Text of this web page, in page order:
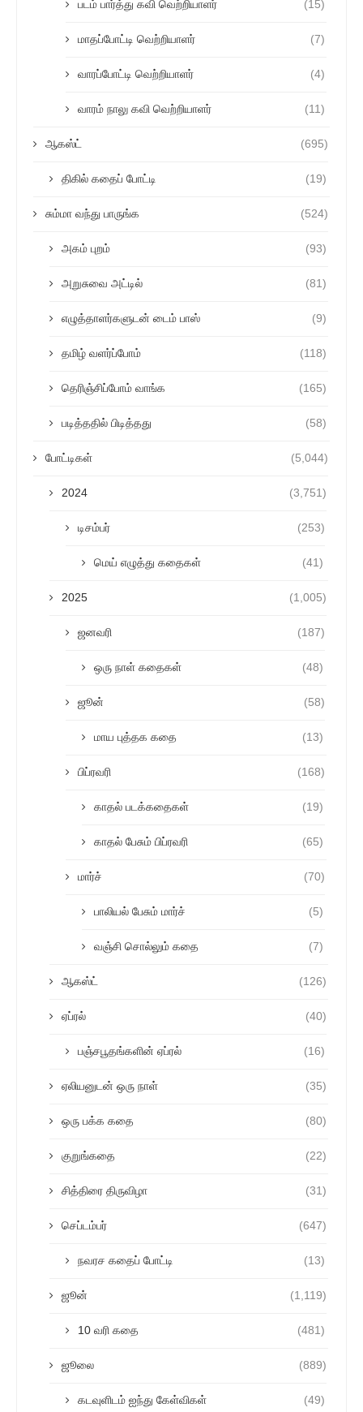
படம் பார்த்து கவி வெற்றியாளர் (15)
மாதப்போட்டி வெற்றியாளர் (7)
வாரப்போட்டி வெற்றியாளர் (4)
வாரம் நாலு கவி வெற்றியாளர் (11)
ஆகஸ்ட் (695)
திகில் கதைப் போட்டி (19)
சும்மா வந்து பாருங்க (524)
அகம் புறம் (93)
அறுசுவை அட்டில் (81)
எழுத்தாளர்களுடன் டைம் பாஸ் (9)
தமிழ் வளர்ப்போம் (118)
தெரிஞ்சிப்போம் வாங்க (165)
படித்ததில் பிடித்தது (58)
போட்டிகள் (5,044)
2024 (3,751)
டிசம்பர் (253)
மெய் எழுத்து கதைகள் (41)
2025 (1,005)
ஜனவரி (187)
ஒரு நாள் கதைகள் (48)
ஜூன் (58)
மாய புத்தக கதை (13)
பிப்ரவரி (168)
காதல் படக்கதைகள் (19)
காதல் பேசும் பிப்ரவரி (65)
மார்ச் (70)
பாலியல் பேசும் மார்ச் (5)
வஞ்சி சொல்லும் கதை (7)
ஆகஸ்ட் (126)
ஏப்ரல் (40)
பஞ்சபூதங்களின் ஏப்ரல் (16)
ஏலியனுடன் ஒரு நாள் (35)
ஒரு பக்க கதை (80)
குறுங்கதை (22)
சித்திரை திருவிழா (31)
செப்டம்பர் (647)
நவரச கதைப் போட்டி (13)
ஜூன் (1,119)
10 வரி கதை (481)
ஜூலை (889)
கடவுளிடம் ஐந்து கேள்விகள் (49)